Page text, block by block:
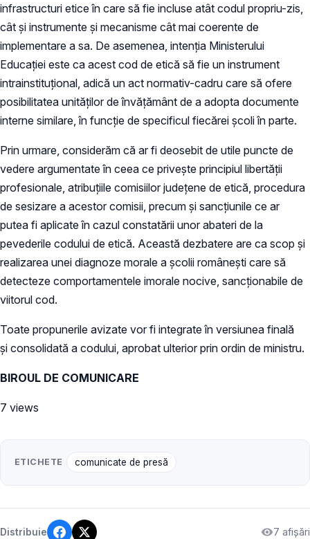
infrastructuri etice în care să fie incluse atât codul propriu-zis,
cât și instrumente şi mecanisme cât mai coerente de
implementare a sa. De asemenea, intenția Ministerului
Educației este ca acest cod de etică să fie un instrument
intrainstituțional, adică un act normativ-cadru care să ofere
posibilitatea unităților de învățământ de a adopta documente
interne similare, în funcție de specificul fiecărei școli în parte.
Prin urmare, considerăm că ar fi deosebit de utile puncte de
vedere argumentate în ceea ce privește principiul libertății
profesionale, atribuțiile comisiilor județene de etică, procedura
de sesizare a acestor comisii, precum și sancțiunile ce ar
putea fi aplicate în cazul constatării unor abateri de la
pevederile codului de etică. Această dezbatere are ca scop și
realizarea unei diagnoze morale a școlii românești care să
detecteze comportamentele imorale nocive, sancționabile de
viitorul cod.
Toate propunerile avizate vor fi integrate în versiunea finală
și consolidată a codului, aprobat ulterior prin ordin de ministru.
BIROUL DE COMUNICARE
7 views
ETICHETE comunicate de presă
Distribuie 7 afișări